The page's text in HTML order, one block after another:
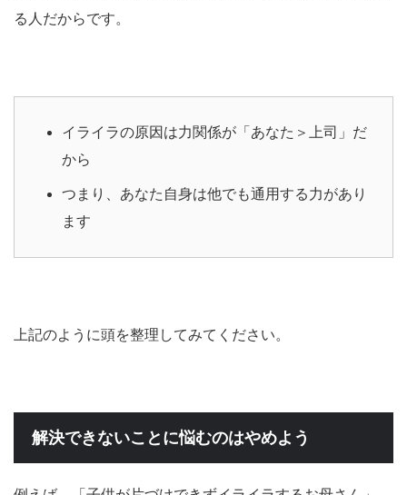
る人だからです。
イライラの原因は力関係が「あなた＞上司」だ
から
つまり、あなた自身は他でも通用する力があり
ます
上記のように頭を整理してみてください。
解決できないことに悩むのはやめよう